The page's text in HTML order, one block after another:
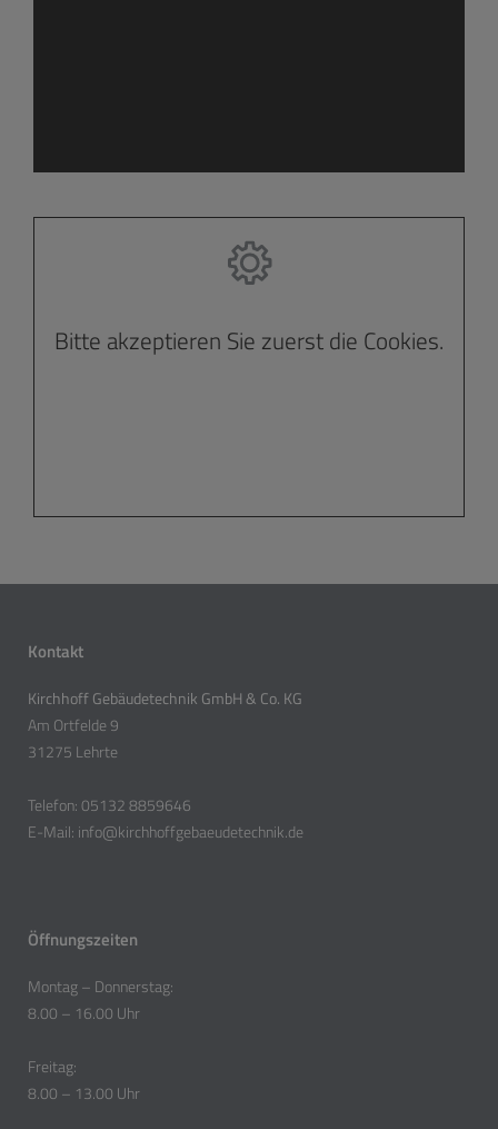
Bitte akzeptieren Sie zuerst die Cookies.
Kontakt
Kirchhoff Gebäudetechnik GmbH & Co. KG
Am Ortfelde 9
31275 Lehrte
Telefon: 05132 8859646
E-Mail: info@kirchhoffgebaeudetechnik.de
Öffnungszeiten
Montag – Donnerstag:
8.00 – 16.00 Uhr
Freitag:
8.00 – 13.00 Uhr